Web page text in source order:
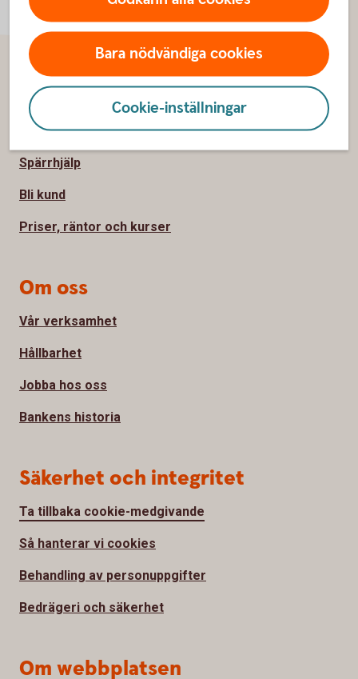
Bara nödvändiga cookies
Cookie-inställningar
Sidfot
Hitta snabbt
Kontakta oss
Spärrhjälp
Bli kund
Priser, räntor och kurser
Om oss
Vår verksamhet
Hållbarhet
Jobba hos oss
Bankens historia
Säkerhet och integritet
Ta tillbaka cookie-medgivande
Så hanterar vi cookies
Behandling av personuppgifter
Bedrägeri och säkerhet
Om webbplatsen